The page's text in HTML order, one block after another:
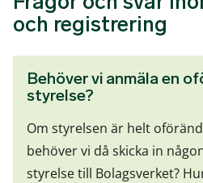
och registrering
Behöver vi anmäla en
styrelse?
Om styrelsen är helt
behöver vi då skicka in
styrelse till Bolagsverket?